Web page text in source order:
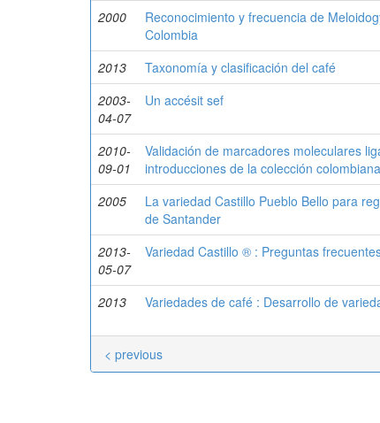
2000
Reconocimiento y frecuencia de
Colombia
2013
Taxonomía y clasificación del café
2003-
04-07
Un accésit sef
2010-
09-01
Validación de marcadores moleculares
introducciones de la colección
2005
La variedad Castillo Pueblo Bello para
de Santander
2013-
05-07
Variedad Castillo ® : Preguntas
2013 Variedades de café : Desarrollo de
< previous